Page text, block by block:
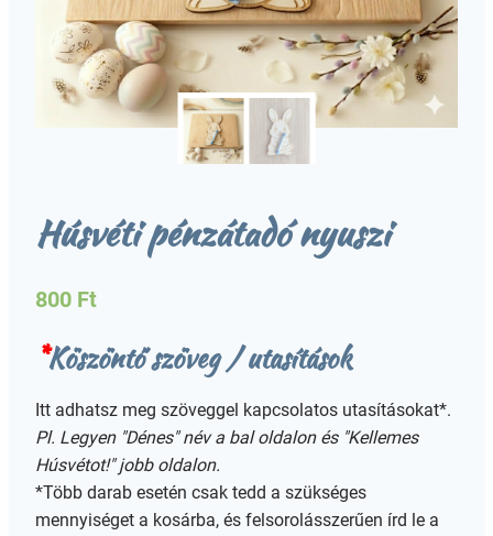
Húsvéti pénzátadó nyuszi
800 Ft
*Köszöntő szöveg / utasítások
Itt adhatsz meg szöveggel kapcsolatos utasításokat*.
Pl. Legyen "Dénes" név a bal oldalon és "Kellemes
Húsvétot!" jobb oldalon.
*Több darab esetén csak tedd a szükséges
mennyiséget a kosárba, és felsorolásszerűen írd le a